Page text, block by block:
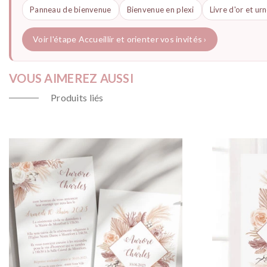
Panneau de bienvenue Bienvenue en plexi Livre d'or et
Voir l'étape Accueillir et orienter vos invités ›
VOUS AIMEREZ AUSSI
Produits liés